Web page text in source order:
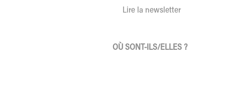
Lire la newsletter
OÙ SONT-ILS/ELLES ?